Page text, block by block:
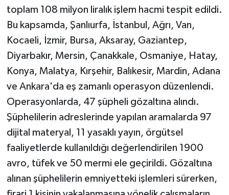
toplam 108 milyon liralık işlem hacmi tespit edildi.
Bu kapsamda, Şanlıurfa, İstanbul, Ağrı, Van,
Kocaeli, İzmir, Bursa, Aksaray, Gaziantep,
Diyarbakır, Mersin, Çanakkale, Osmaniye, Hatay,
Konya, Malatya, Kırşehir, Balıkesir, Mardin, Adana
ve Ankara'da eş zamanlı operasyon düzenlendi.
Operasyonlarda, 47 şüpheli gözaltına alındı.
Şüphelilerin adreslerinde yapılan aramalarda 97
dijital materyal, 11 yasaklı yayın, örgütsel
faaliyetlerde kullanıldığı değerlendirilen 1900
avro, tüfek ve 50 mermi ele geçirildi. Gözaltına
alınan şüphelilerin emniyetteki işlemleri sürerken,